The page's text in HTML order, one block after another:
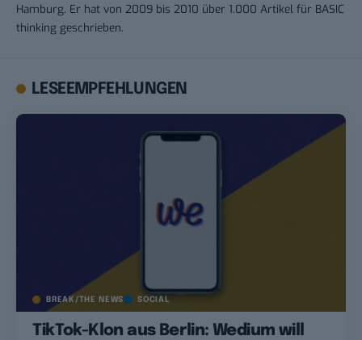
Hamburg. Er hat von 2009 bis 2010 über 1.000 Artikel für BASIC
thinking geschrieben.
LESEEMPFEHLUNGEN
BREAK/THE NEWS SOCIAL
TikTok-Klon aus Berlin: Wedium will